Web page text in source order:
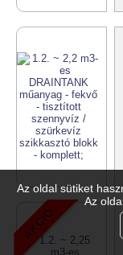
Az oldal sütiket
Az